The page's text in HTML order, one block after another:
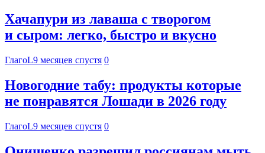
Хачапури из лаваша с творогом
и сыром: легко, быстро и вкусно
ГлагоL9 месяцев спустя 0
Новогодние табу: продукты которые
не понравятся Лошади в 2026 году
ГлагоL9 месяцев спустя 0